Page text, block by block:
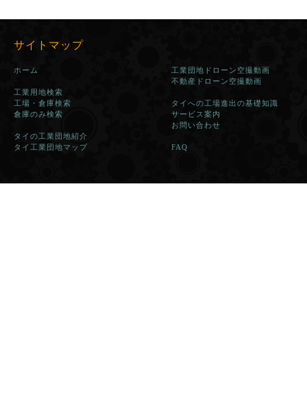
サイトマップ
ホーム
工業用地検索
工場・倉庫検索
倉庫のみ検索
タイの工業団地紹介
タイ工業団地マップ
工業団地ドローン空撮動画
不動産ドローン空撮動画
タイへの工場進出の基礎知識
サービス案内
お問い合わせ
FAQ